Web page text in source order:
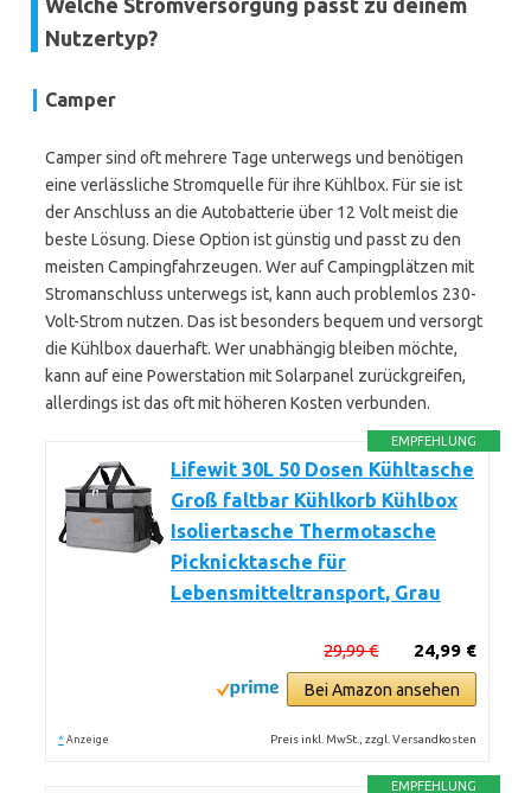
Welche Stromversorgung passt zu deinem
Nutzertyp?
Camper
Camper sind oft mehrere Tage unterwegs und benötigen
eine verlässliche Stromquelle für ihre Kühlbox. Für sie ist
der Anschluss an die Autobatterie über 12 Volt meist die
beste Lösung. Diese Option ist günstig und passt zu den
meisten Campingfahrzeugen. Wer auf Campingplätzen mit
Stromanschluss unterwegs ist, kann auch problemlos 230-
Volt-Strom nutzen. Das ist besonders bequem und versorgt
die Kühlbox dauerhaft. Wer unabhängig bleiben möchte,
kann auf eine Powerstation mit Solarpanel zurückgreifen,
allerdings ist das oft mit höheren Kosten verbunden.
EMPFEHLUNG
Lifewit 30L 50 Dosen Kühltasche
Groß faltbar Kühlkorb Kühlbox
Isoliertasche Thermotasche
Picknicktasche für
Lebensmitteltransport, Grau
24,99 €
29,99 €
Bei Amazon ansehen
* Anzeige Preis inkl. MwSt., zzgl. Versandkosten
EMPFEHLUNG